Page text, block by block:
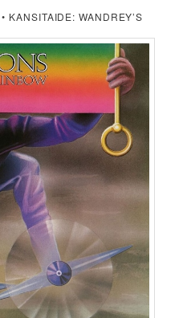
KANSITAIDE: WANDREY’S